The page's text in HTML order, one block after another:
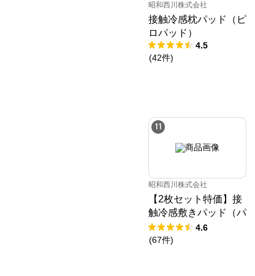
昭和西川株式会社
接触冷感枕パッド（ピ
ロパッド）
4.5
(42件)
11
昭和西川株式会社
【2枚セット特価】接
触冷感敷きパッド（パ
ッドシーツ）
4.6
(67件)